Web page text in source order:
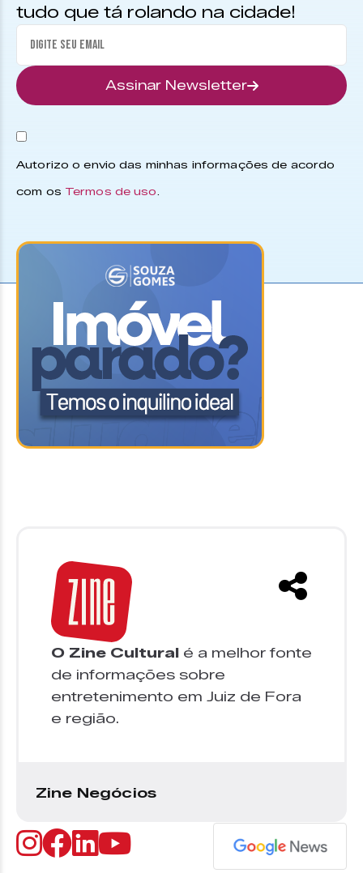
tudo que tá rolando na cidade!
Assinar Newsletter
Autorizo o envio das minhas informações de acordo
com os Termos de uso.
O Zine Cultural é a melhor fonte
de informações sobre
entretenimento em Juiz de Fora
e região.
Zine Negócios